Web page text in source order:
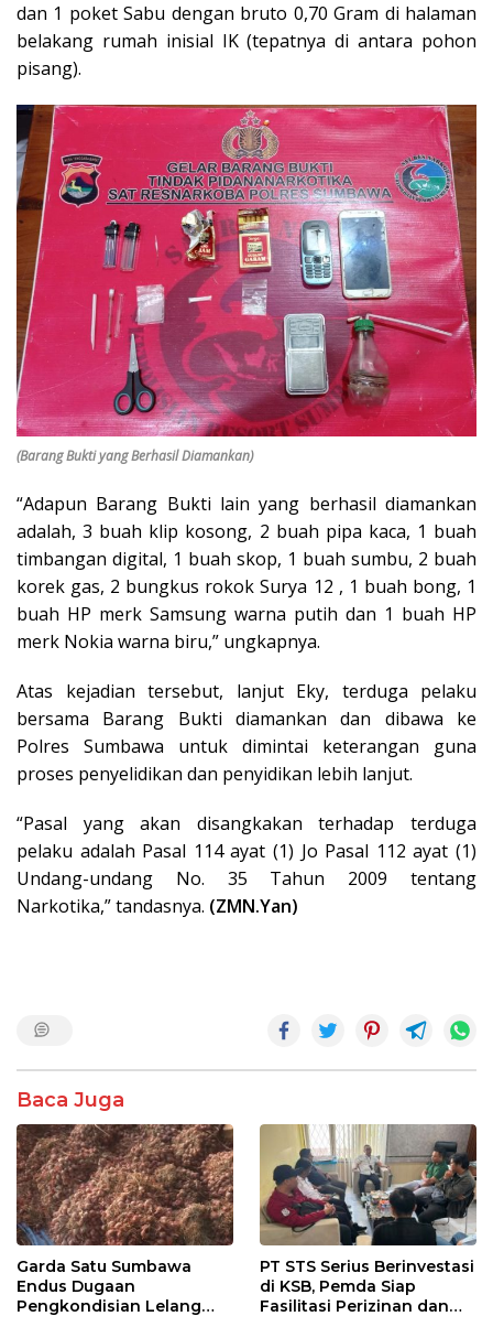
dan 1 poket Sabu dengan bruto 0,70 Gram di halaman
belakang rumah inisial IK (tepatnya di antara pohon
pisang).
(Barang Bukti yang Berhasil Diamankan)
“Adapun Barang Bukti lain yang berhasil diamankan
adalah, 3 buah klip kosong, 2 buah pipa kaca, 1 buah
timbangan digital, 1 buah skop, 1 buah sumbu, 2 buah
korek gas, 2 bungkus rokok Surya 12 , 1 buah bong, 1
buah HP merk Samsung warna putih dan 1 buah HP
merk Nokia warna biru,” ungkapnya.
Atas kejadian tersebut, lanjut Eky, terduga pelaku
bersama Barang Bukti diamankan dan dibawa ke
Polres Sumbawa untuk dimintai keterangan guna
proses penyelidikan dan penyidikan lebih lanjut.
“Pasal yang akan disangkakan terhadap terduga
pelaku adalah Pasal 114 ayat (1) Jo Pasal 112 ayat (1)
Undang-undang No. 35 Tahun 2009 tentang
Narkotika,” tandasnya. (ZMN.Yan)
Baca Juga
Garda Satu Sumbawa
Endus Dugaan
Pengkondisian Lelang
PT STS Serius Berinvestasi
di KSB, Pemda Siap
Fasilitasi Perizinan dan